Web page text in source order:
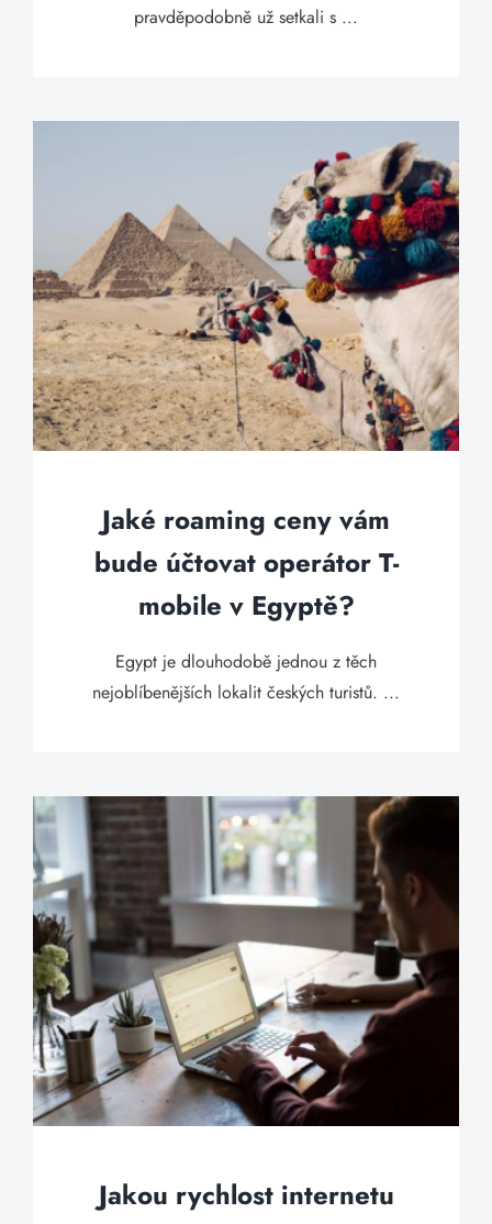
pravděpodobně už setkali s ...
Jaké roaming ceny vám
bude účtovat operátor T-
mobile v Egyptě?
Egypt je dlouhodobě jednou z těch
nejoblíbenějších lokalit českých turistů. ...
Jakou rychlost internetu